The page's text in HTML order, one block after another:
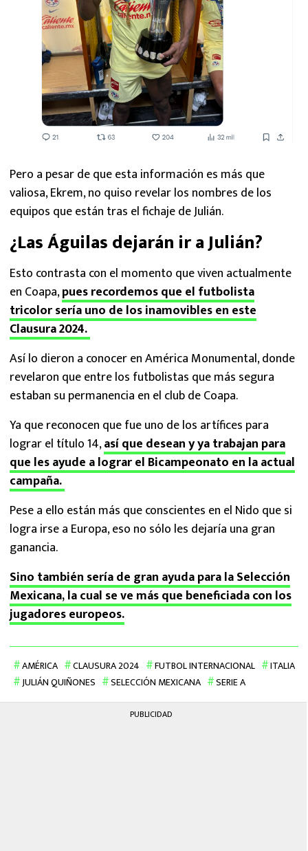
Pero a pesar de que esta información es más que
valiosa, Ekrem, no quiso revelar los nombres de los
equipos que están tras el fichaje de Julián.
¿Las Águilas dejarán ir a Julián?
Esto contrasta con el momento que viven actualmente
en Coapa,pues recordemos que el futbolista
tricolor sería uno de los inamovibles en este
Clausura 2024.
Así lo dieron a conocer en América Monumental, donde
revelaron que entre los futbolistas que más segura
estaban su permanencia en el club de Coapa.
Ya que reconocen que fue uno de los artífices para
lograr el título 14,así que desean y ya trabajan para
que les ayude a lograr el Bicampeonato en la actual
campaña.
Pese a ello están más que conscientes en el Nido que si
logra irse a Europa, eso no sólo les dejaría una gran
ganancia.
Sino también sería de gran ayuda para la Selección
Mexicana, la cual se ve más que beneficiada con los
jugadores europeos.
AMÉRICA CLAUSURA 2024 FUTBOL INTERNACIONAL
ITALIA
JULIÁN QUIÑONES
SELECCIÓN MEXICANA SERIE A
PUBLICIDAD